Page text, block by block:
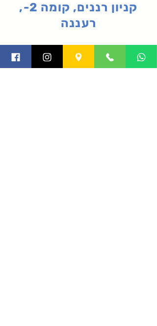
קניון רננים, קומה 2-,
רעננה